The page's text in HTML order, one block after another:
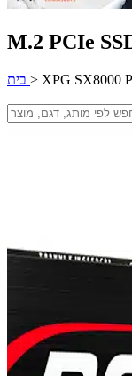
M.2 PCIe
> XPG SX8000